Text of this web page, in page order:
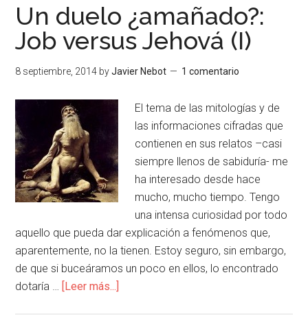
Un duelo ¿amañado?:
Job versus Jehová (I)
8 septiembre, 2014 byJavier Nebot 1 comentario
El tema de las mitologías y de
las informaciones cifradas que
contienen en sus relatos –casi
siempre llenos de sabiduría- me
ha interesado desde hace
mucho, mucho tiempo. Tengo
una intensa curiosidad por todo
aquello que pueda dar explicación a fenómenos que,
aparentemente, no la tienen. Estoy seguro, sin embargo,
de que si buceáramos un poco en ellos, lo encontrado
dotaría … [Leer más...]